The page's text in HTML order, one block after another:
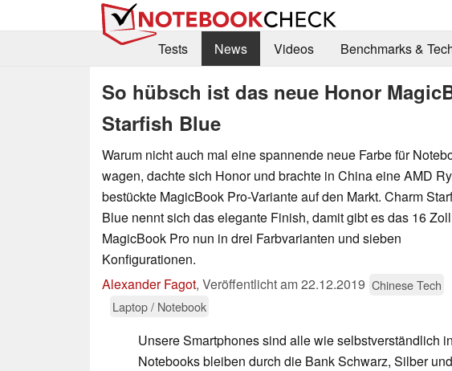
Tests
News Videos Benchmarks &
So hübsch ist das neue Honor
Starfish Blue
Warum nicht auch mal eine spannende neue Farbe für
wagen, dachte sich Honor und brachte in China eine AMD
bestückte MagicBook Pro-Variante auf den Markt. Charm
Blue nennt sich das elegante Finish, damit gibt es das 16 Zoll
MagicBook Pro nun in drei Farbvarianten und sieben
Konfigurationen.
Alexander Fagot, Veröffentlicht am22.12.2019 Chinese Tech
Laptop / Notebook
Unsere Smartphones sind alle wie selbstverständlich
Notebooks bleiben durch die Bank Schwarz, Silber